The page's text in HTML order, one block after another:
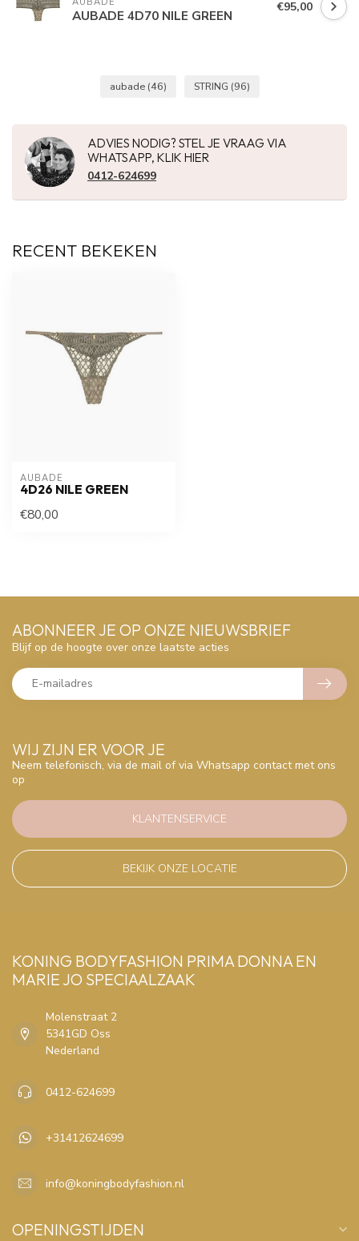
AUBADE 4D70 NILE GREEN €95,00
aubade (46) STRING (96)
ADVIES NODIG? STEL JE VRAAG VIA
WHATSAPP, KLIK HIER
0412-624699
RECENT BEKEKEN
AUBADE
4D26 NILE GREEN
€80,00
WIJ ZIJN ER VOOR JE
Neem telefonisch, via de mail of via Whatsapp contact met ons
op
KLANTENSERVICE
BEKIJK ONZE LOCATIE
ABONNEER JE OP ONZE NIEUWSBRIEF
Blijf op de hoogte over onze laatste acties
KONING BODYFASHION PRIMA DONNA EN
MARIE JO SPECIAALZAAK
Molenstraat 2
5341GD Oss
Nederland
0412-624699
+31412624699
info@koningbodyfashion.nl
OPENINGSTIJDEN